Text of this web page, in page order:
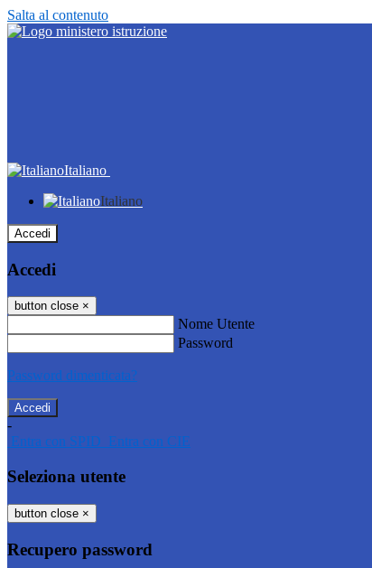
Salta al contenuto
Italiano
Italiano
Accedi
Accedi
button close ×
Nome Utente
Password
Password dimenticata?
-
Entra con SPID Entra con CIE
Seleziona utente
button close ×
Recupero password